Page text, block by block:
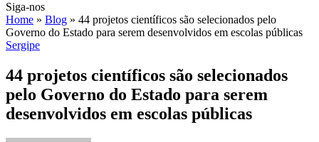
Siga-nos
Home » Blog » 44 projetos científicos são selecionados pelo
Governo do Estado para serem desenvolvidos em escolas públicas
Sergipe
44 projetos científicos são selecionados
pelo Governo do Estado para serem
desenvolvidos em escolas públicas